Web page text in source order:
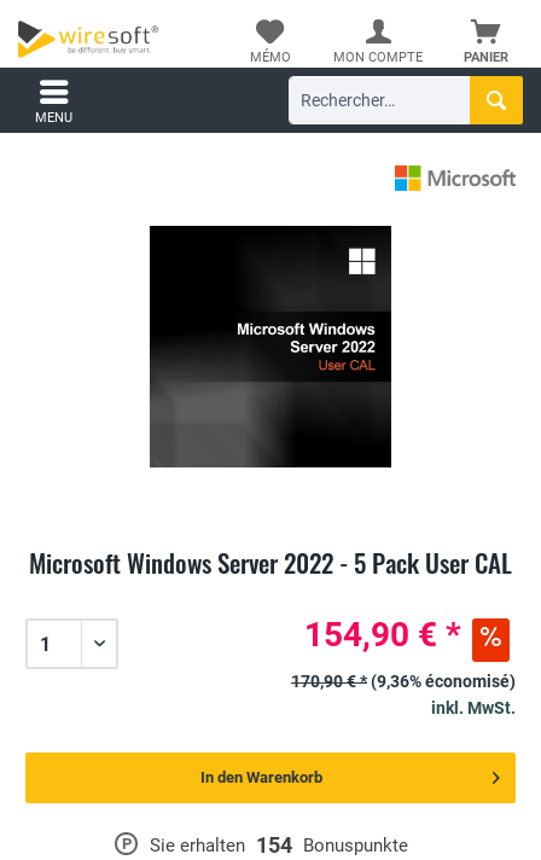
PANIER
MÉMO MON COMPTE
MENU
Microsoft Windows Server 2022 - 5 Pack User CAL
P Sie erhalten 154 Bonuspunkte
154,90 € *
170,90 € *(9,36% économisé)
inkl. MwSt.
In den Warenkorb